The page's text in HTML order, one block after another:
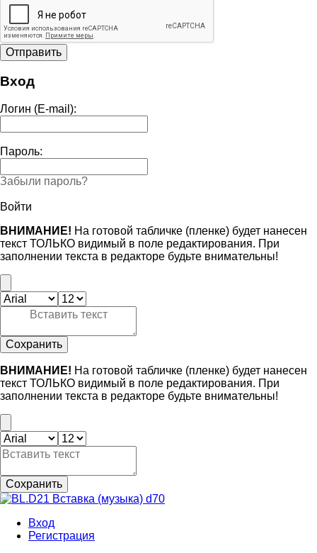
Вход
Логин (E-mail):
Пароль:
Забыли пароль?
Войти
ВНИМАНИЕ! На готовой табличке (пленке) будет нанесен
текст ТОЛЬКО видимый в поле редактирования. При
заполнении текста в редакторе будьте внимательны!
Сохранить
ВНИМАНИЕ! На готовой табличке (пленке) будет нанесен
текст ТОЛЬКО видимый в поле редактирования. При
заполнении текста в редакторе будьте внимательны!
Сохранить
Вход
Регистрация